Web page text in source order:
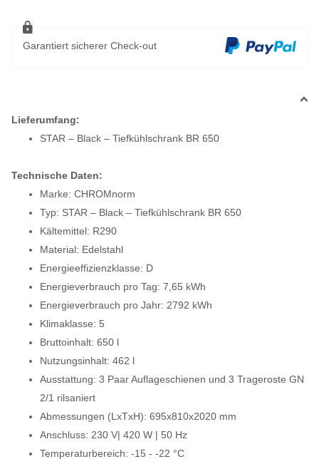
Garantiert sicherer Check-out
Lieferumfang:
STAR – Black – Tiefkühlschrank BR 650
Technische Daten:
Marke: CHROMnorm
Typ: STAR – Black – Tiefkühlschrank BR 650
Kältemittel: R290
Material: Edelstahl
Energieeffizienzklasse: D
Energieverbrauch pro Tag: 7,65 kWh
Energieverbrauch pro Jahr: 2792 kWh
Klimaklasse: 5
Bruttoinhalt: 650 l
Nutzungsinhalt: 462 l
Ausstattung: 3 Paar Auflageschienen und 3 Trageroste GN
2/1 rilsaniert
Abmessungen (LxTxH): 695x810x2020 mm
Anschluss: 230 V| 420 W | 50 Hz
Temperaturbereich: -15 - -22 °C